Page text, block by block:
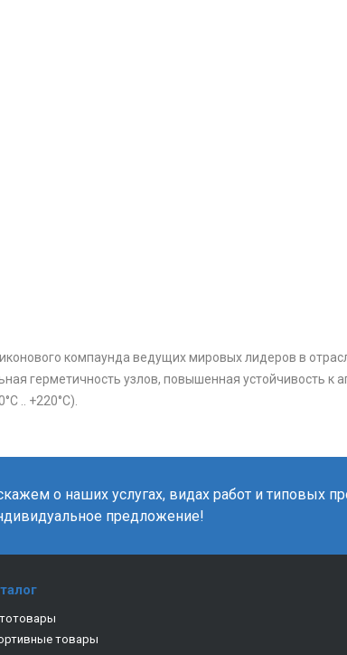
компаунда ведущих мировых лидеров в
герметичность узлов, повышенная устойчивость
.. +220°C).
о наших услугах, видах работ и типовых
предложение!
товары